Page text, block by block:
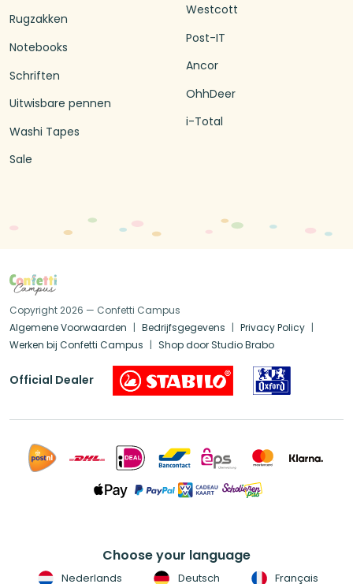
Rugzakken
Notebooks
Schriften
Uitwisbare pennen
Washi Tapes
Sale
Westcott
Post-IT
Ancor
OhhDeer
i-Total
Copyright 2026 — Confetti Campus
Algemene Voorwaarden
Bedrijfsgegevens
Privacy Policy
Werken bij Confetti Campus
Shop door Studio Brabo
Official Dealer
Choose your language
Nederlands Deutsch Français